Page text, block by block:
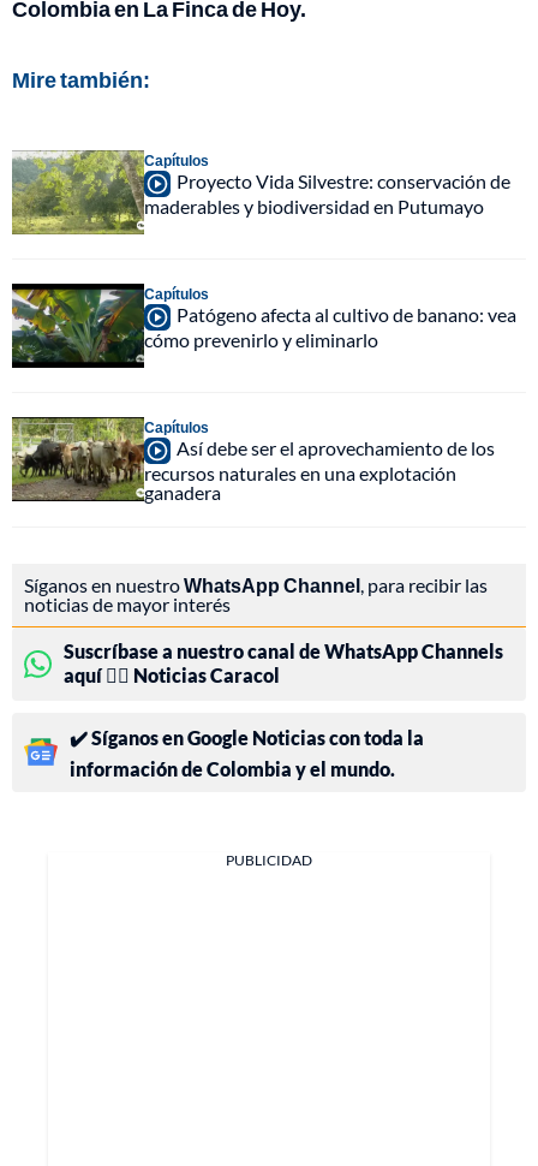
Colombia en La Finca de Hoy.
Mire también:
Capítulos
Proyecto Vida Silvestre: conservación de
maderables y biodiversidad en Putumayo
Capítulos
Patógeno afecta al cultivo de banano: vea
cómo prevenirlo y eliminarlo
Capítulos
Así debe ser el aprovechamiento de los
recursos naturales en una explotación
ganadera
Síganos en nuestroWhatsApp Channel, para recibir las
noticias de mayor interés
Suscríbase a nuestro canal de WhatsApp Channels
aquí 👉🏻 Noticias Caracol
✔️ Síganos en Google Noticias con toda la
información de Colombia y el mundo.
PUBLICIDAD